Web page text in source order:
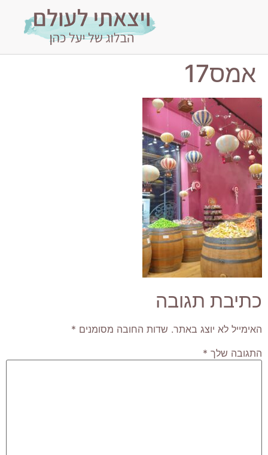
אמס17
כתיבת תגובה
האימייל לא יוצג באתר. שדות החובה מסומנים *
התגובה שלך *